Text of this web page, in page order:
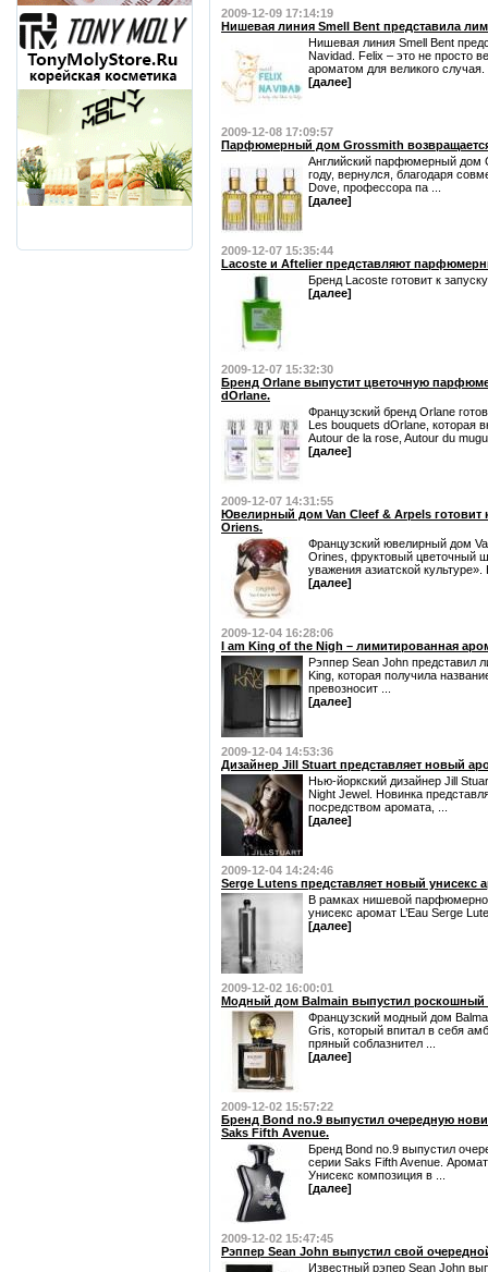
2009-12-09 17:14:19
Нишевая линия Smell Bent представила
Нишевая линия Smell Bent
Navidad. Felix – это не просто
ароматом для великого случая.
[далее]
2009-12-08 17:09:57
Парфюмерный дом Grossmith
Английский парфюмерный дом
году, вернулся, благодаря
Dove, профессора па ...
[далее]
2009-12-07 15:35:44
Lacoste и Aftelier представляют
Бренд Lacoste готовит к
[далее]
2009-12-07 15:32:30
Бренд Orlane выпустит цветочную
dOrlane.
Французский бренд Orlane
Les bouquets dOrlane, которая
Autour de la rose, Autour du
[далее]
2009-12-07 14:31:55
Ювелирный дом Van Cleef & Arpels готовит
Oriens.
Французский ювелирный дом
Orines, фруктовый цветочный
уважения азиатской культуре».
[далее]
2009-12-04 16:28:06
I am King of the Nigh – лимитированная
Рэппер Sean John представил
King, которая получила
превозносит ...
[далее]
2009-12-04 14:53:36
Дизайнер Jill Stuart представляет новый
Нью-йоркский дизайнер Jill
Night Jewel. Новинка
посредством аромата, ...
[далее]
2009-12-04 14:24:46
Serge Lutens представляет новый унисекс
В рамках нишевой
унисекс аромат L’Eau Serge
[далее]
2009-12-02 16:00:01
Модный дом Balmain выпустил роскошный
Французский модный дом
Gris, который впитал в себя
пряный соблазнител ...
[далее]
2009-12-02 15:57:22
Бренд Bond no.9 выпустил очередную
Saks Fifth Avenue.
Бренд Bond no.9 выпустил
серии Saks Fifth Avenue.
Унисекс композиция в ...
[далее]
2009-12-02 15:47:45
Рэппер Sean John выпустил свой
Известный рэпер Sean John